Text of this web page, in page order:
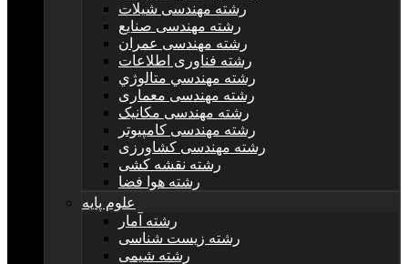
رشته مهندسی شیلات
رشته مهندسی صنایع
رشته مهندسی عمران
رشته فناوری اطلاعات
رشته مهندسي متالوژي
رشته مهندسی معماری
رشته مهندسی مکانیک
رشته مهندسی کامپیوتر
رشته مهندسی کشاورزی
رشته نقشه کشی
رشته هوا فضا
علوم پایه
رشته آمار
رشته زیست شناسی
رشته شیمی